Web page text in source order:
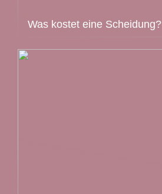
Was kostet eine Scheidung?